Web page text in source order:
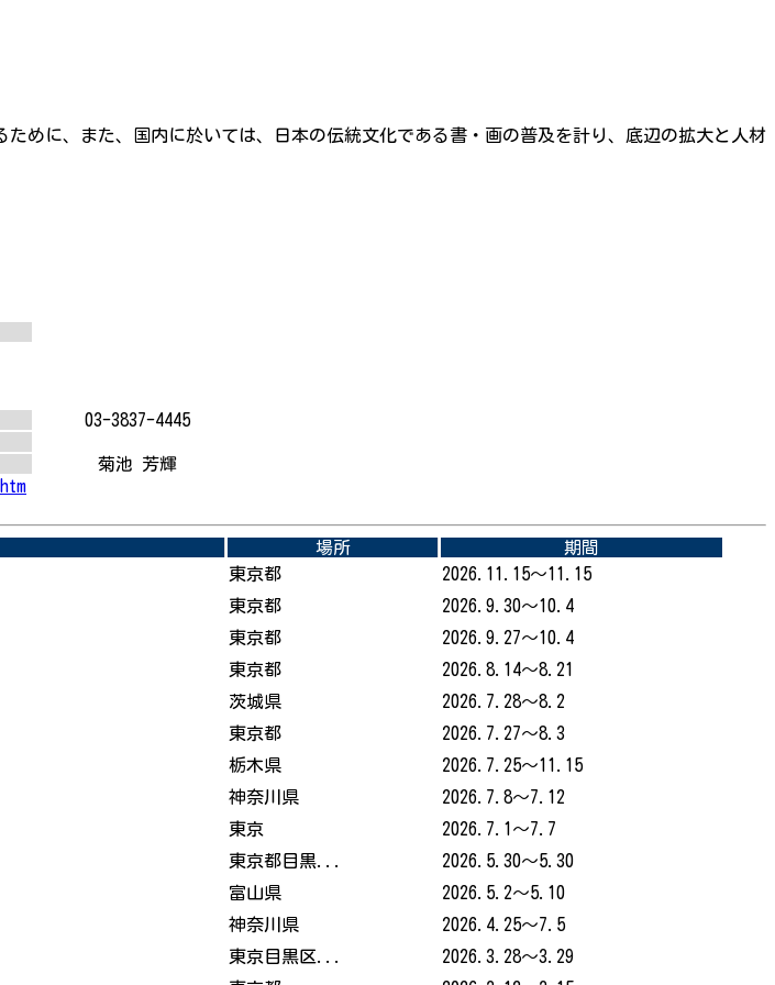
めに、また、国内に於いては、日本の伝統文化である書・画の普及を計り、底辺の拡大と人材
03-3837-4445
菊池 芳輝
場所
期間
東京都
2026.11.15～11.15
東京都
2026.9.30～10.4
東京都
2026.9.27～10.4
東京都
2026.8.14～8.21
茨城県
2026.7.28～8.2
東京都
2026.7.27～8.3
栃木県
2026.7.25～11.15
神奈川県
2026.7.8～7.12
東京
2026.7.1～7.7
東京都目黒...
2026.5.30～5.30
富山県
2026.5.2～5.10
神奈川県
2026.4.25～7.5
東京目黒区...
2026.3.28～3.29